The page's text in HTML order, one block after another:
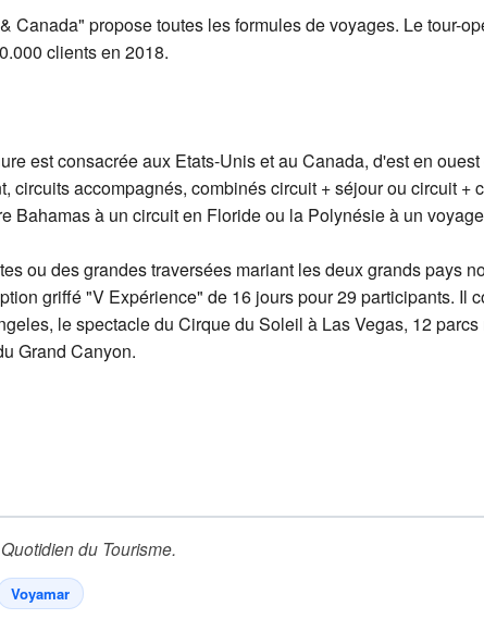
Canada" propose toutes les formules de voyages. Le tour-
clients en 2018.
est consacrée aux Etats-Unis et au Canada, d'est en
circuits accompagnés, combinés circuit + séjour ou circuit +
Bahamas à un circuit en Floride ou la Polynésie à un
ou des grandes traversées mariant les deux grands pays
griffé "V Expérience" de 16 jours pour 29 participants. Il
le spectacle du Cirque du Soleil à Las Vegas, 12
Grand Canyon.
du Tourisme.
Voyamar